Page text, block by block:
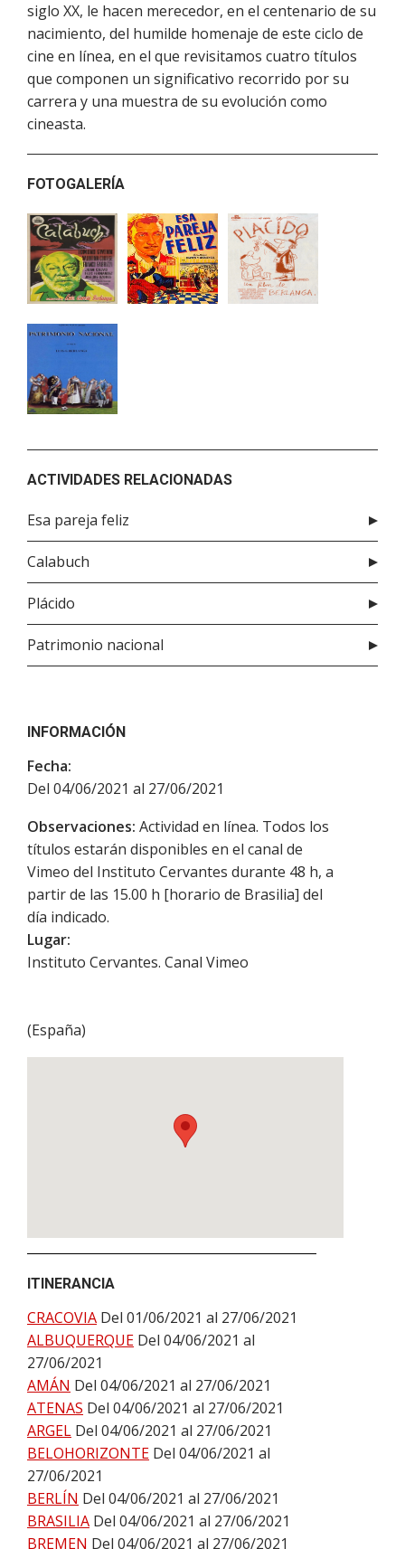
siglo XX, le hacen merecedor, en el centenario de su
nacimiento, del humilde homenaje de este ciclo de
cine en línea, en el que revisitamos cuatro títulos
que componen un significativo recorrido por su
carrera y una muestra de su evolución como
cineasta.
FOTOGALERÍA
ACTIVIDADES RELACIONADAS
Esa pareja feliz
Calabuch
Plácido
Patrimonio nacional
INFORMACIÓN
Fecha:
Del 04/06/2021 al 27/06/2021
Observaciones: Actividad en línea. Todos los
títulos estarán disponibles en el canal de
Vimeo del Instituto Cervantes durante 48 h, a
partir de las 15.00 h [horario de Brasilia] del
día indicado.
Lugar:
Instituto Cervantes. Canal Vimeo
(España)
ITINERANCIA
CRACOVIA Del 01/06/2021 al 27/06/2021
ALBUQUERQUE Del 04/06/2021 al
27/06/2021
AMÁN Del 04/06/2021 al 27/06/2021
ATENAS Del 04/06/2021 al 27/06/2021
ARGEL Del 04/06/2021 al 27/06/2021
BELOHORIZONTE Del 04/06/2021 al
27/06/2021
BERLÍN Del 04/06/2021 al 27/06/2021
BRASILIA Del 04/06/2021 al 27/06/2021
BREMEN Del 04/06/2021 al 27/06/2021